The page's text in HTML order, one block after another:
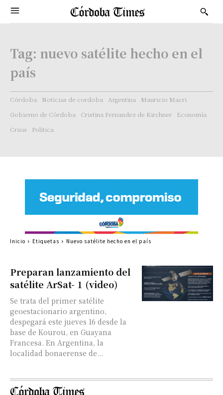
Tag: nuevo satélite hecho en el
país
Córdoba Noticias de cordoba Argentina
Mauricio Macri
Gobierno de Córdoba
Cristina Fernandez de Kirchner
Economía
Crisis
Politica
Preparan lanzamiento del
satélite ArSat- 1 (video)
Se trata del primer satélite
geoestacionario argentino,
despegará este jueves 16 desde la
base de Kourou, en Guayana
Francesa. En Argentina, la
localidad bonaerense de...
Inicio Etiquetas Nuevo satélite hecho en el país